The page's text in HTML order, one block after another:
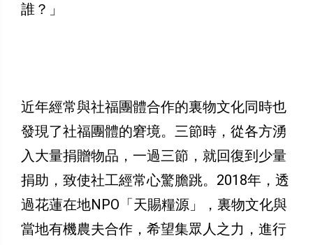
誰？」
近年經常與社福團體合作的裏物文化同時也
發現了社福團體的窘境。三節時，從各方湧
入大量捐贈物品，一過三節，就回復到少量
捐助，致使社工經常心驚膽跳。2018年，透
過花蓮在地NPO「天賜糧源」，裏物文化與
當地有機農夫合作，希望集眾人之力，進行